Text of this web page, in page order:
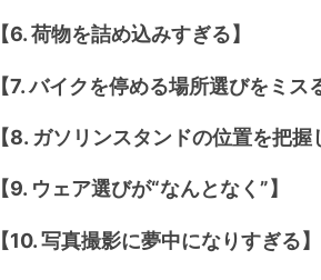
【6. 荷物を詰め込みすぎる】
【7. バイクを停める場所選びをミス
【8. ガソリンスタンドの位置を把握
【9. ウェア選びが“なんとなく”】
【10. 写真撮影に夢中になりすぎる】